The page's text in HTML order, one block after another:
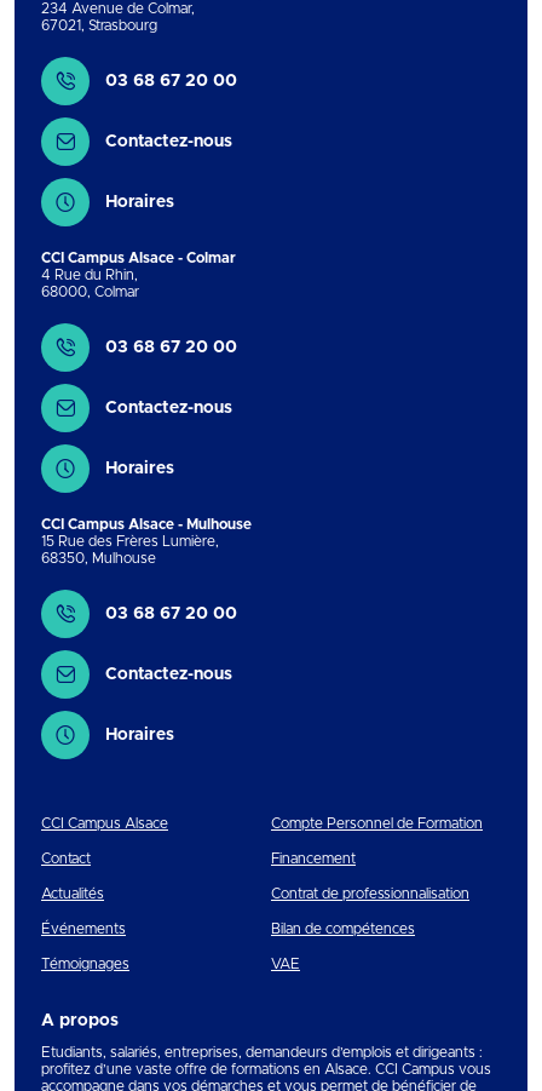
234 Avenue de Colmar,
67021, Strasbourg
Contact
03 68 67 20 00
Contactez-nous
Horaires
CCI Campus Alsace - Colmar
4 Rue du Rhin,
68000, Colmar
Contact
03 68 67 20 00
Contactez-nous
Horaires
CCI Campus Alsace - Mulhouse
15 Rue des Frères Lumière,
68350, Mulhouse
Contact
03 68 67 20 00
Contactez-nous
Horaires
CCI Campus Alsace
Contact
Actualités
Événements
Témoignages
Compte Personnel de Formation
Financement
Contrat de professionnalisation
Bilan de compétences
VAE
A propos
Etudiants, salariés, entreprises, demandeurs d’emplois et dirigeants :
profitez d’une vaste offre de formations en Alsace. CCI Campus vous
accompagne dans vos démarches et vous permet de bénéficier de